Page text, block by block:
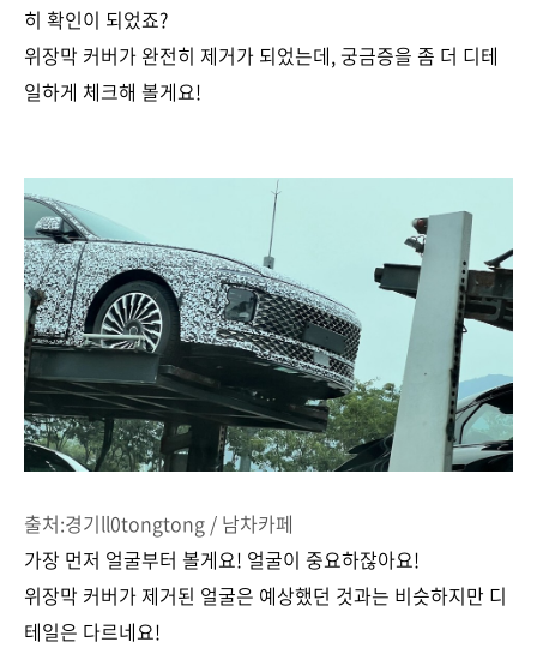
히 확인이 되었죠?
위장막 커버가 완전히 제거가 되었는데, 궁금증을 좀 더 디테
일하게 체크해 볼게요!
출처:경기ll0tongtong / 남차카페
가장 먼저 얼굴부터 볼게요! 얼굴이 중요하잖아요!
위장막 커버가 제거된 얼굴은 예상했던 것과는 비슷하지만 디
테일은 다르네요!